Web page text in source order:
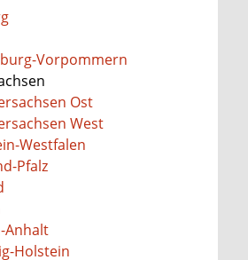
Vorpommern
Ost
West
Westfalen
Pfalz
Anhalt
Holstein